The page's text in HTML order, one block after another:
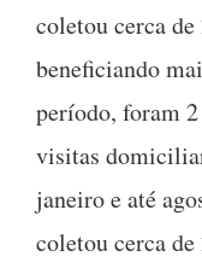
coletou cerca
beneficiando
período, foram
visitas
janeiro e até
coletou cerca